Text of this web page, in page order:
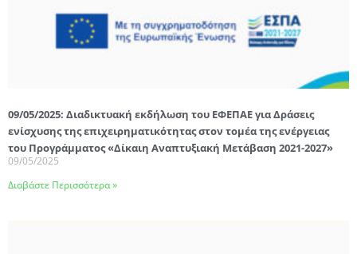
09/05/2025: Διαδικτυακή εκδήλωση του ΕΦΕΠΑΕ για Δράσεις
ενίσχυσης της επιχειρηματικότητας στον τομέα της ενέργειας
του Προγράμματος «Δίκαιη Αναπτυξιακή Μετάβαση 2021-2027»
09/05/2025
Διαβάστε Περισσότερα »